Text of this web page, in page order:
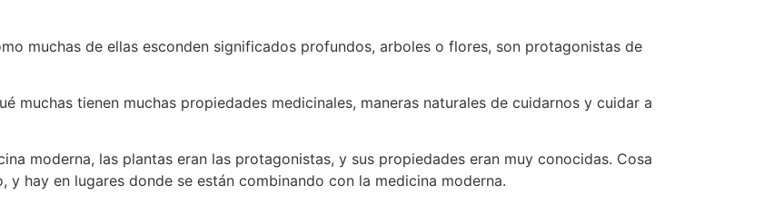
muchas de ellas esconden significados profundos, arboles o flores, son protagonistas de
muchas tienen muchas propiedades medicinales, maneras naturales de cuidarnos y cuidar a
moderna, las plantas eran las protagonistas, y sus propiedades eran muy conocidas. Cosa
hay en lugares donde se están combinando con la medicina moderna.